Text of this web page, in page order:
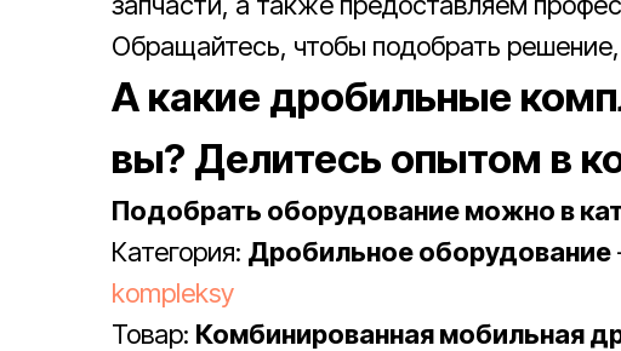
Обращайтесь, чтобы подобрать
А какие дробильные
вы? Делитесь опытом в
Подобрать оборудование можно в
Категория: Дробильное оборудование
kompleksy
Товар: Комбинированная мобильная